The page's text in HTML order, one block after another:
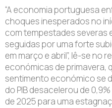
“A economia portuguesa
choques inesperados no
com tempestades severas
seguidas por uma forte
em março e abril”, lê-se no
económicas de primavera,
sentimento económico se
do PIB desacelerou de
de 2025 para uma